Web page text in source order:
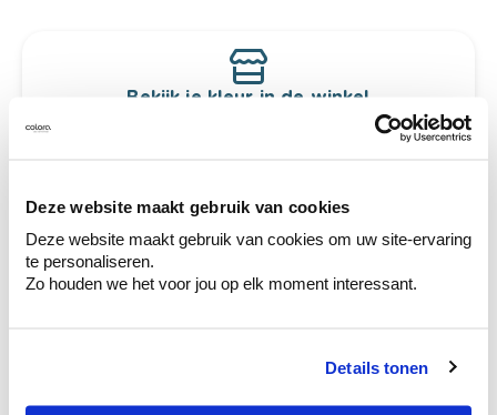
Deze website maakt gebruik van cookies
Deze website maakt gebruik van cookies om uw site-ervaring
te personaliseren.
Zo houden we het voor jou op elk moment interessant.
Details tonen
Bekijk je kleur in de winkel
Ontdek er kleurechte stalen van je
te verfijnen.
Krijg persoonlijk advies om kleuren te
combineren.